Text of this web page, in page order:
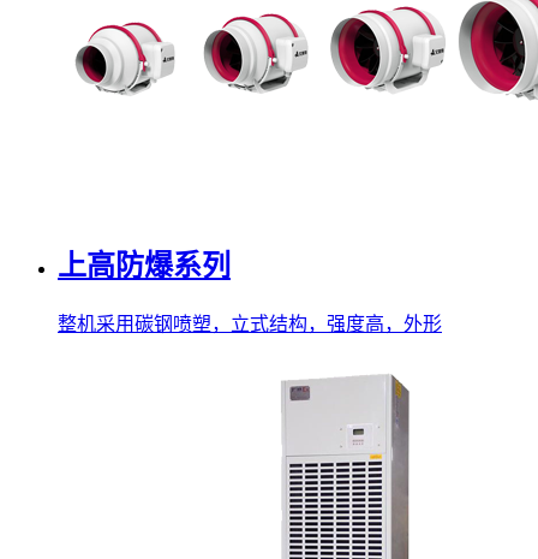
上高防爆系列
整机采用碳钢喷塑，立式结构，强度高，外形